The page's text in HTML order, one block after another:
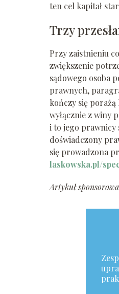
ten cel kapitał
Trzy
Przy zaistnieniu
zwiększenie
sądowego osoba
prawnych,
kończy się porażą
wyłącznie z winy
i to jego prawnicy
doświadczony
się prowadzona
laskowska.pl/
Artykuł